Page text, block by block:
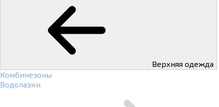
Верхняя одежда
Комбинезоны
Водолазки